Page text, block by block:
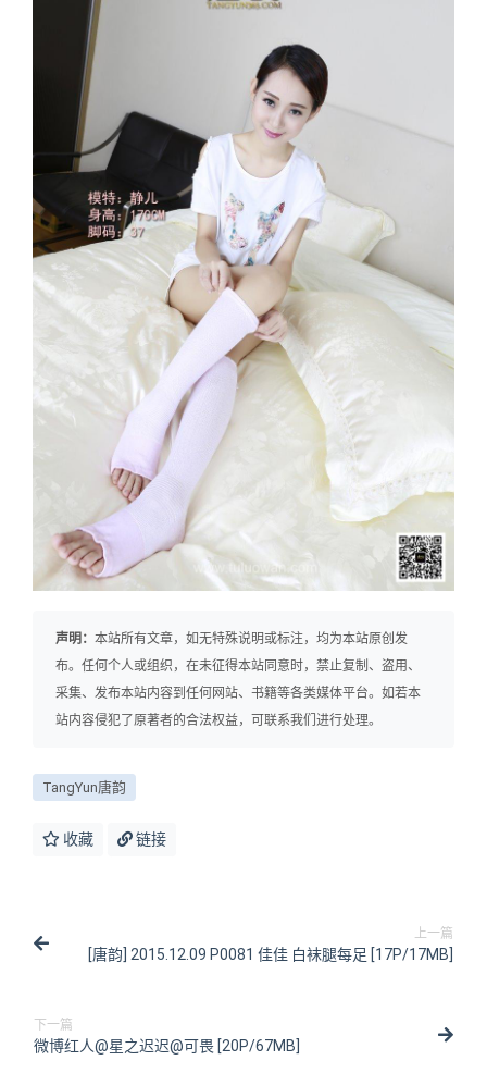
声明： 本站所有文章，如无特殊说明或标注，均为本站原创发
布。任何个人或组织，在未征得本站同意时，禁止复制、盗用、
采集、发布本站内容到任何网站、书籍等各类媒体平台。如若本
站内容侵犯了原著者的合法权益，可联系我们进行处理。
TangYun唐韵
收藏 链接
上一篇
[唐韵] 2015.12.09 P0081 佳佳 白袜腿每足 [17P/17MB]
下一篇
微博红人@星之迟迟@可畏 [20P/67MB]